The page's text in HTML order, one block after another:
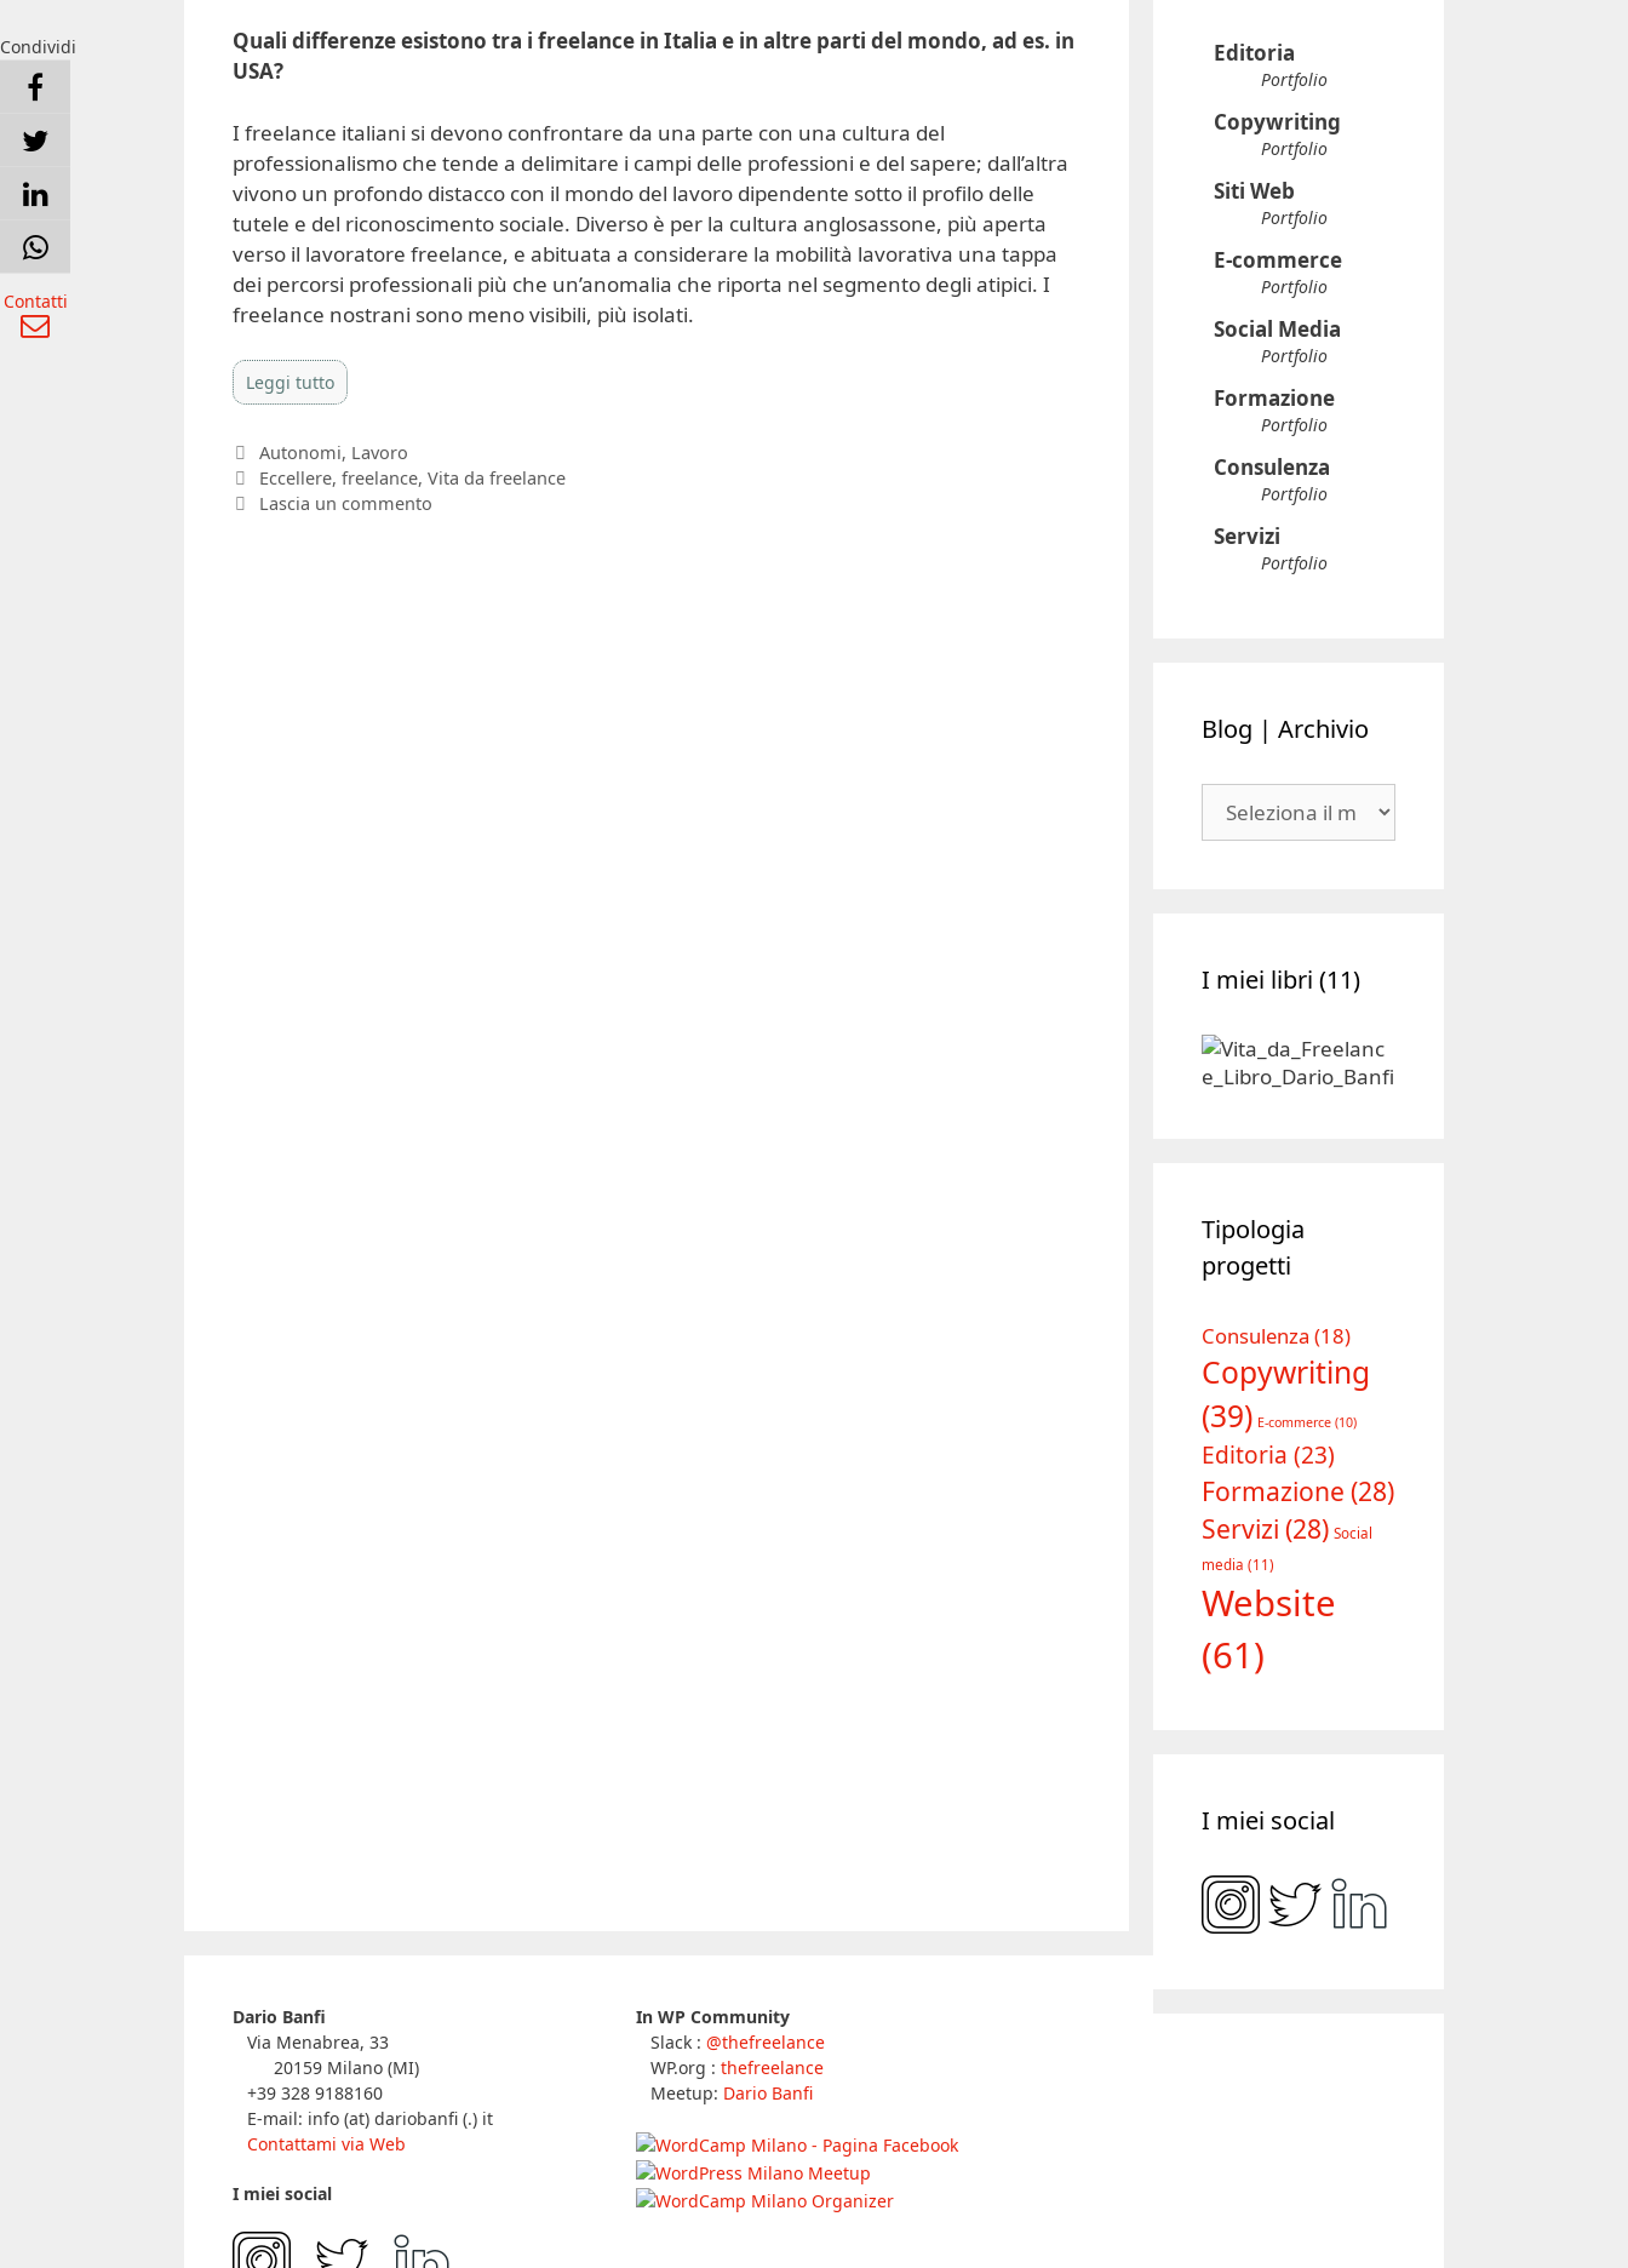
Quali differenze esistono tra i freelance in Italia e in altre parti del mondo, ad es. in
USA?
I freelance italiani si devono confrontare da una parte con una cultura del
professionalismo che tende a delimitare i campi delle professioni e del sapere; dall’altra
vivono un profondo distacco con il mondo del lavoro dipendente sotto il profilo delle
tutele e del riconoscimento sociale. Diverso è per la cultura anglosassone, più aperta
verso il lavoratore freelance, e abituata a considerare la mobilità lavorativa una tappa
dei percorsi professionali più che un’anomalia che riporta nel segmento degli atipici. I
freelance nostrani sono meno visibili, più isolati.
Leggi tutto
Categorie
Autonomi, Lavoro
Tag
Eccellere, freelance, Vita da freelance
Lascia un commento
Editoria
Portfolio
Copywriting
Portfolio
Siti Web
Portfolio
E-commerce
Portfolio
Social Media
Portfolio
Formazione
Portfolio
Consulenza
Portfolio
Servizi
Portfolio
Blog | Archivio
I miei libri (11)
Tipologia
progetti
Consulenza (18)
Copywriting
(39) E-commerce (10)
Editoria (23)
Formazione (28)
Servizi (28) Social
media (11)
Website
(61)
I miei social
Dario Banfi
Via Menabrea, 33
20159 Milano (MI)
+39 328 9188160
E-mail: info (at) dariobanfi (.) it
Contattami via Web
I miei social
In WP Community
Slack :@thefreelance
WP.org :thefreelance
Meetup: Dario Banfi
Condividi
Contatti